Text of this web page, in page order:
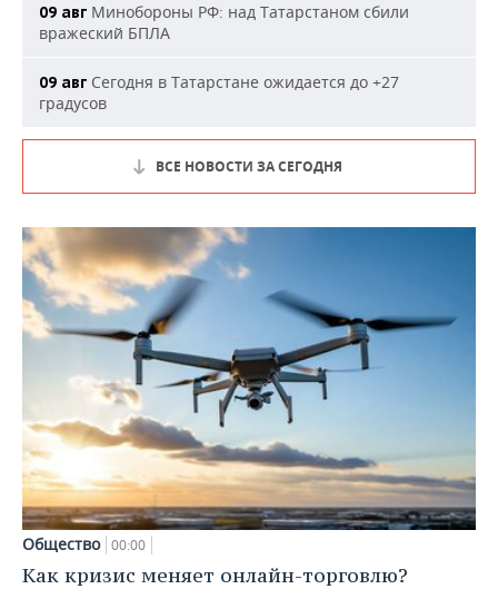
09 авг Минобороны РФ: над Татарстаном сбили
вражеский БПЛА
09 авг Сегодня в Татарстане ожидается до +27
градусов
ВСЕ НОВОСТИ ЗА СЕГОДНЯ
Общество 00:00
Как кризис меняет онлайн-торговлю?